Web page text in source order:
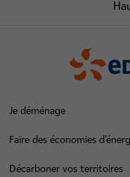
Je déménage
Faire des économies
Décarboner vos territoires